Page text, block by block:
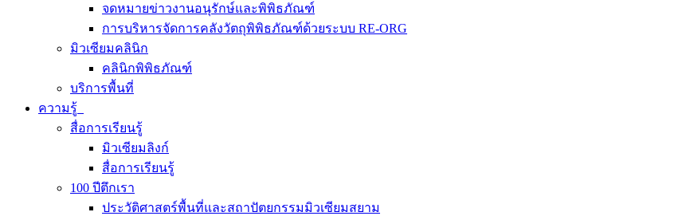
จดหมายข่าวงานอนุรักษ์และพิพิธภัณฑ์
การบริหารจัดการคลังวัตถุพิพิธภัณฑ์ด้วยระบบ RE-ORG
มิวเซียมคลินิก
คลินิกพิพิธภัณฑ์
บริการพื้นที่
ความรู้
สื่อการเรียนรู้
มิวเซียมลิงก์
สื่อการเรียนรู้
100 ปีตึกเรา
ประวัติศาสตร์พื้นที่และสถาปัตยกรรมมิวเซียมสยาม